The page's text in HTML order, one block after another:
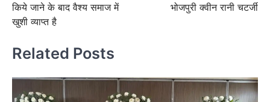
किये जाने के बाद वैश्य समाज में
खुशी व्याप्त है
भोजपुरी क्‍वीन रानी चटर्जी
Related Posts